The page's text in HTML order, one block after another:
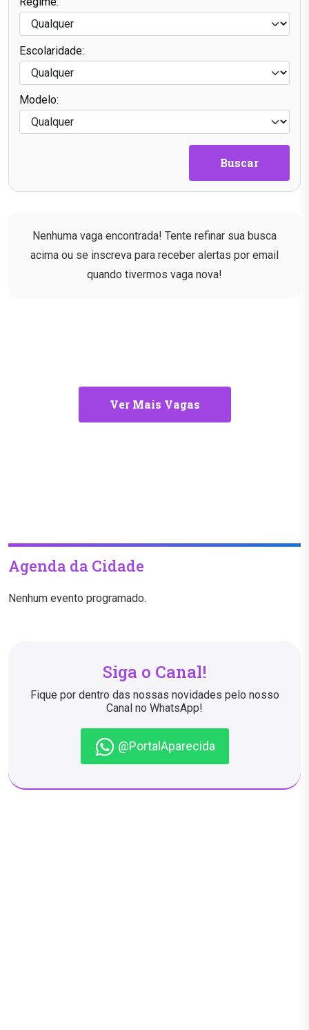
Escolaridade:
Modelo:
Buscar
Nenhuma vaga encontrada! Tente refinar sua busca
acima ou se inscreva para receber alertas por email
quando tivermos vaga nova!
Ver Mais Vagas
Agenda da Cidade
Nenhum evento programado.
Siga o Canal!
Fique por dentro das nossas novidades pelo nosso
Canal no WhatsApp!
@PortalAparecida